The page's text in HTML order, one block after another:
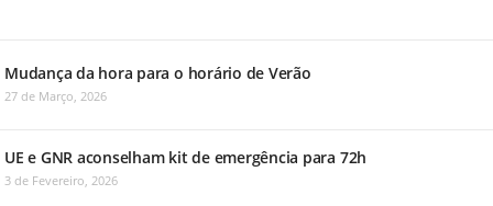
Mudança da hora para o horário de Verão
27 de Março, 2026
UE e GNR aconselham kit de emergência para 72h
3 de Fevereiro, 2026